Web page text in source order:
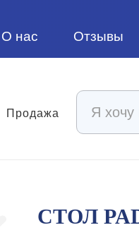
О нас Отзывы
Продажа
СТОЛ